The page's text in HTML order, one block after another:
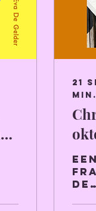
21
min.
een
de